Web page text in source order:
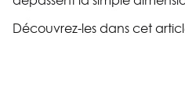
Découvrez-les dans cet